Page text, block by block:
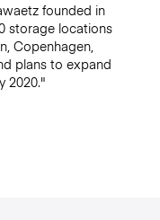
founded in
storage locations
Copenhagen,
plans to expand
2020."